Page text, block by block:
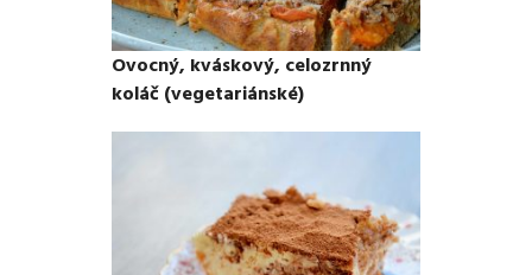
Ovocný, kváskový, celozrnný
koláč (vegetariánské)